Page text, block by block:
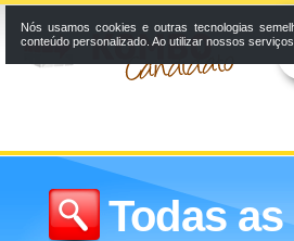
Todas
Nós usamos cookies e outras tecnologias
conteúdo personalizado. Ao utilizar nossos